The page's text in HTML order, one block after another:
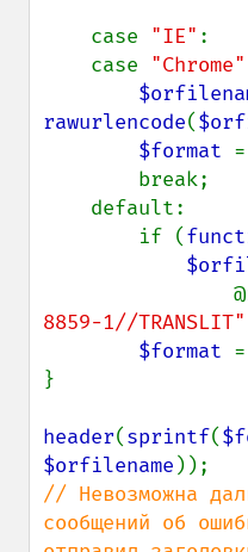
    case
"IE" :
    case
"Chrome"
rawurlencode(
$format =
        if (
                @
8859-1//TRANSLIT"
$format =
}
header(sprintf(
$orfilename
// Невозможна
сообщений об